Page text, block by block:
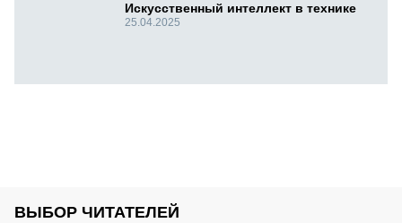
Искусственный интеллект в технике
25.04.2025
ВЫБОР ЧИТАТЕЛЕЙ